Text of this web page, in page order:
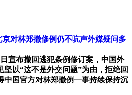
对林郑撤修例仍不吭声外媒疑问多
宣布撤回逃犯条例修订案，中国外
坚以“这不是外交问题”为由，拒绝回
中国官方对林郑撤例一事持续保持沉